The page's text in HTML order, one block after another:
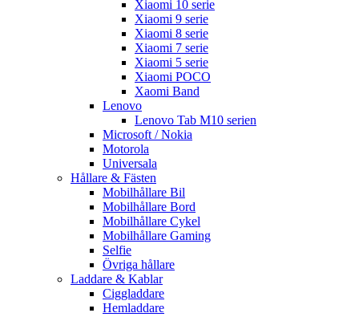
Xiaomi 10 serie
Xiaomi 9 serie
Xiaomi 8 serie
Xiaomi 7 serie
Xiaomi 5 serie
Xiaomi POCO
Xaomi Band
Lenovo
Lenovo Tab M10 serien
Microsoft / Nokia
Motorola
Universala
Hållare & Fästen
Mobilhållare Bil
Mobilhållare Bord
Mobilhållare Cykel
Mobilhållare Gaming
Selfie
Övriga hållare
Laddare & Kablar
Ciggladdare
Hemladdare